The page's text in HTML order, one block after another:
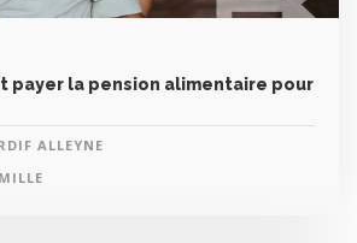
payer la pension alimentaire pour
ALLEYNE